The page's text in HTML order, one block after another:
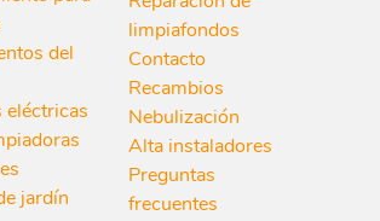
del
eléctricas
jardín
limpiafondos
Contacto
Recambios
Nebulización
Alta instaladores
Preguntas
frecuentes